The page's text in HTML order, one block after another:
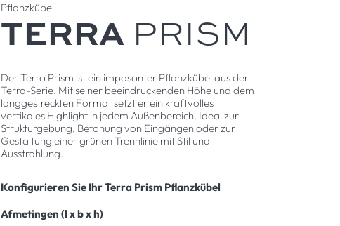
Pflanzkübel
TERRA PRISM
Der Terra Prism ist ein imposanter Pflanzkübel aus der
Terra-Serie. Mit seiner beeindruckenden Höhe und dem
langgestreckten Format setzt er ein kraftvolles
vertikales Highlight in jedem Außenbereich. Ideal zur
Strukturgebung, Betonung von Eingängen oder zur
Gestaltung einer grünen Trennlinie mit Stil und
Ausstrahlung.
Konfigurieren Sie Ihr Terra Prism Pflanzkübel
Afmetingen (l x b x h)